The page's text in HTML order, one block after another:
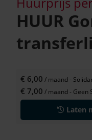
HUUR
€ 6,00 / maand -
€ 7,00 / maand - Geen
Laten